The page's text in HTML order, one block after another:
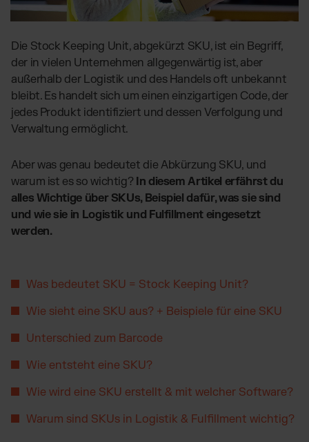
Transport
per LKW, Luft- oder
BRANCHENLÖSUNGEN:
Beauty & Kosmetik
Schmuck & Luxusprodukte
Supplements
Elektronikprodukte
Parfums & Düfte
Amazon Fulfillment - FBM
TikTok Fulfillment
Wix Fulfillment
PlentyONE Fulfillment
Globales Fulfillment Netzwerk
Software Abos
Fulfillment Preisliste
Unsere Standard-Preisliste als Download
Ressourcen
Blog
Beiträge, Case Studies, News
Case Studies
Wie Kunden mit uns wachsen
Downloads
FAQ
Alle Antworten zu unseren Services
Kontakt AT
Die Stock Keeping Unit, abgekürzt SKU, ist ein Begriff,
der in vielen Unternehmen allgegenwärtig ist, aber
außerhalb der Logistik und des Handels oft unbekannt
bleibt. Es handelt sich um einen einzigartigen Code, der
jedes Produkt identifiziert und dessen Verfolgung und
Verwaltung ermöglicht.
Aber was genau bedeutet die Abkürzung SKU, und
warum ist es so wichtig? In diesem Artikel erfährst du
alles Wichtige über SKUs, Beispiel dafür, was sie sind
und wie sie in Logistik und Fulfillment eingesetzt
werden.
Was bedeutet SKU = Stock Keeping Unit?
Wie sieht eine SKU aus? + Beispiele für eine SKU
Unterschied zum Barcode
Wie entsteht eine SKU?
Wie wird eine SKU erstellt & mit welcher Software?
Warum sind SKUs in Logistik & Fulfillment wichtig?